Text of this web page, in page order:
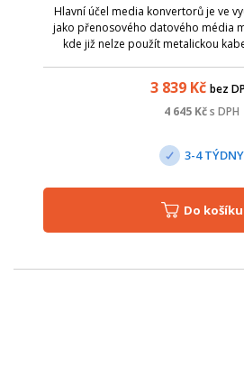
Hlavní účel media konvertorů je ve
jako přenosového datového média
kde již nelze použít metalickou
3 839 Kč bez
4 645 Kčs DPH
3-4 TÝDNY
Do košíku